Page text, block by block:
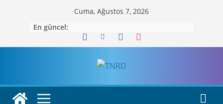
Cuma, Ağustos 7, 2026
En güncel: